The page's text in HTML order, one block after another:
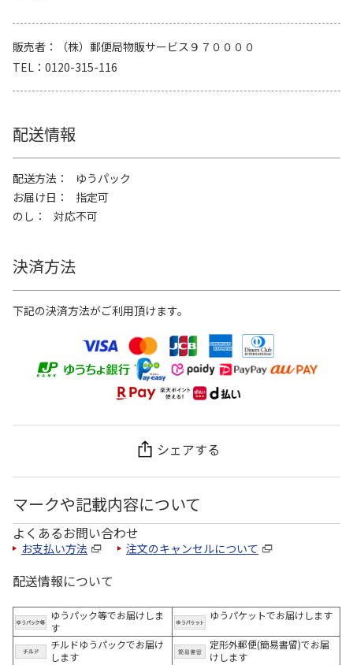
販売者
（株）郵便局物販サービス９７００００
TEL
0120-315-116
配送情報
配送方法
ゆうパック
お届け日
指定可
のし
対応不可
決済方法
下記の決済方法がご利用頂けます。
シェアする
マークや記載内容について
よくあるお問い合わせ
お支払い方法 注文のキャンセルについて
配送情報について
ゆうパック等でお届けしま
す
ゆうパケットでお届けします
チルドゆうパックでお届け
します
定形外郵便(簡易書留)でお届
けします